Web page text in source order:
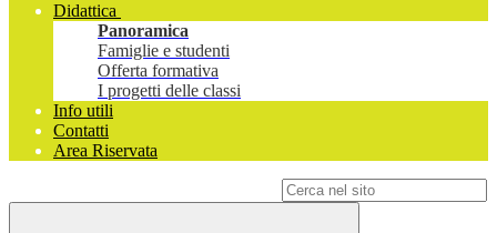
Didattica
Panoramica
Famiglie e studenti
Offerta formativa
I progetti delle classi
Info utili
Contatti
Area Riservata